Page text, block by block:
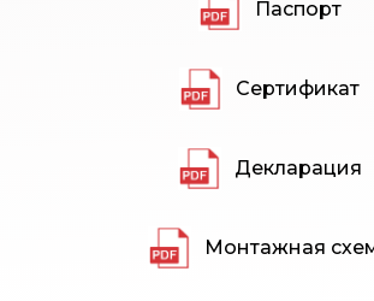
Паспорт
Сертификат
Декларация
Монтажная
частного и промышленного сегмента.
«АКВАТЕХ» — профессиональная компания,
обслуживании и ремонте систем локальных
очистных сооружений «ТОПОЛЬ », « ТОПАС-С»,
», представляющих собой